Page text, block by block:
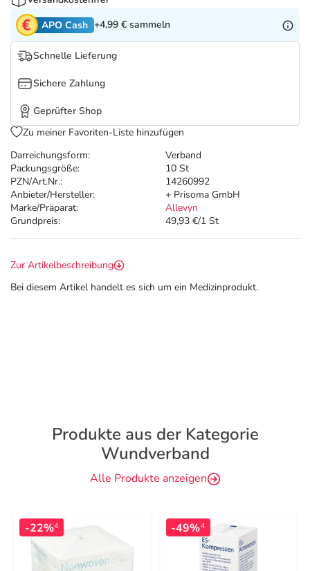
Tierapotheke
Vitamine & Mineralstoffe
Marken
Salus Deals
Darreichungsform:
Verband
Packungsgröße:
10 St
PZN/Art.Nr.:
14260992
Anbieter/Hersteller:
+ Prisoma GmbH
Marke/Präparat:
Allevyn
Grundpreis:
49,93 €/1 St
APO Cash +4,99 € sammeln
Schnelle Lieferung
Sichere Zahlung
Geprüfter Shop
Zu meiner Favoriten-Liste hinzufügen
Zur Artikelbeschreibung
Bei diesem Artikel handelt es sich um ein Medizinprodukt.
Produkte aus der Kategorie
Wundverband
Alle Produkte anzeigen
-22%4 -49%4